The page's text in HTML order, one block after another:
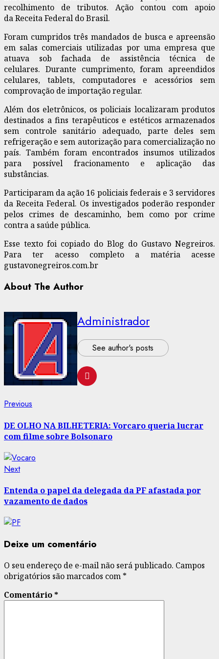
recolhimento de tributos. Ação contou com apoio
da Receita Federal do Brasil.
Foram cumpridos três mandados de busca e apreensão
em salas comerciais utilizadas por uma empresa que
atuava sob fachada de assistência técnica de
celulares. Durante cumprimento, foram apreendidos
celulares, tablets, computadores e acessórios sem
comprovação de importação regular.
Além dos eletrônicos, os policiais localizaram produtos
destinados a fins terapêuticos e estéticos armazenados
sem controle sanitário adequado, parte deles sem
refrigeração e sem autorização para comercialização no
país. Também foram encontrados insumos utilizados
para possível fracionamento e aplicação das
substâncias.
Participaram da ação 16 policiais federais e 3 servidores
da Receita Federal. Os investigados poderão responder
pelos crimes de descaminho, bem como por crime
contra a saúde pública.
Esse texto foi copiado do Blog do Gustavo Negreiros.
Para ter acesso completo a matéria acesse
gustavonegreiros.com.br
About The Author
Administrador
See author's posts
Post
navigation
Previous
DE OLHO NA BILHETERIA: Vorcaro queria lucrar
com filme sobre Bolsonaro
NextNext
Entenda o papel da delegada da PF afastada por
vazamento de dados
Deixe um comentário
O seu endereço de e-mail não será publicado. Campos
obrigatórios são marcados com *
Comentário*